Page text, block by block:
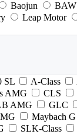
Baojun BAW
Leap Motor
SL A-Class
AMG CLS
AMG GLC
Maybach
SLK-Class